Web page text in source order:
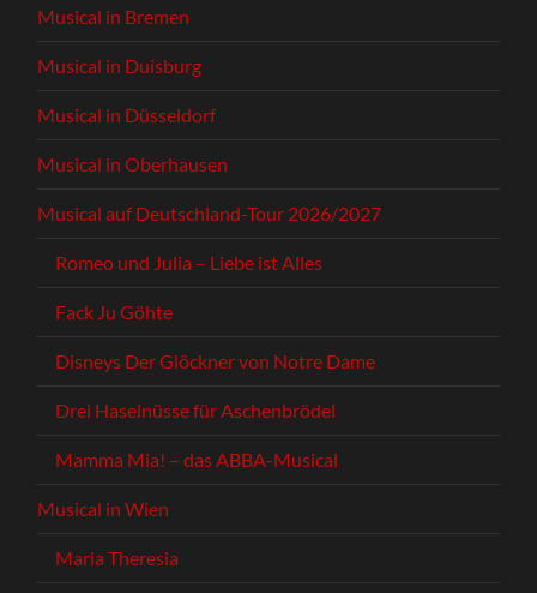
Musical in Bremen
Musical in Duisburg
Musical in Düsseldorf
Musical in Oberhausen
Musical auf Deutschland-Tour 2026/2027
Romeo und Julia – Liebe ist Alles
Fack Ju Göhte
Disneys Der Glöckner von Notre Dame
Drei Haselnüsse für Aschenbrödel
Mamma Mia! – das ABBA-Musical
Musical in Wien
Maria Theresia